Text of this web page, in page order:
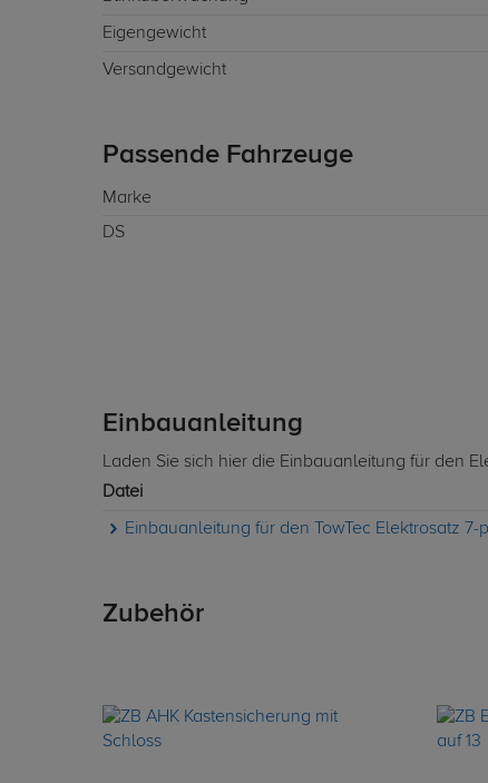
Eigengewicht
Versandgewicht
Passende Fahrzeuge
Marke
DS
Einbauanleitung
Laden Sie sich hier die Einbauanleitung für den
Datei
Einbauanleitung für den TowTec Elektrosatz 7-
Zubehör